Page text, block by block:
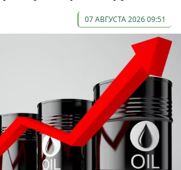
07 АВГУСТА 2026 09:51